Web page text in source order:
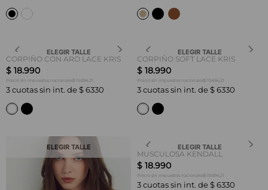
ELEGIR TALLE
CORPIÑO CON ARO LACE KRIS
$ 18.990
Precio sin impuestos nacionales$ 15.694,21
3 cuotas sin int. de $ 6330
ELEGIR TALLE
CORPIÑO SOFT LACE KRIS
$ 18.990
Precio sin impuestos nacionales$ 15.694,21
3 cuotas sin int. de $ 6330
ELEGIR TALLE ELEGIR TALLE
MUSCULOSA KENDALL
$ 18.990
Precio sin impuestos nacionales$ 15.694,21
3 cuotas sin int. de $ 6330